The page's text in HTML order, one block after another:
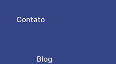
Contato
Blog